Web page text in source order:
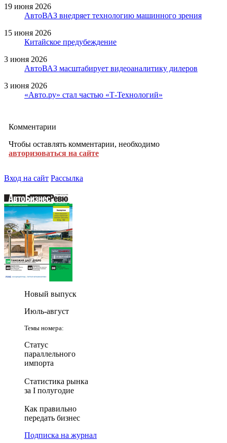
19 июня 2026
АвтоВАЗ внедряет технологию машинного зрения
15 июня 2026
Китайское предубеждение
3 июня 2026
АвтоВАЗ масштабирует видеоаналитику дилеров
3 июня 2026
«Авто.ру» стал частью «Т-Технологий»
Комментарии
Чтобы оставлять комментарии, необходимо
авторизоваться на сайте
Вход на сайт Рассылка
Новый выпуск
Июль-август
Темы номера:
Статус
параллельного
импорта
Статистика рынка
за I полугодие
Как правильно
передать бизнес
Подписка на журнал